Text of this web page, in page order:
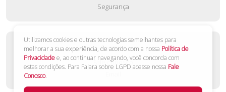
Segurança
Contato
Fale conosco
Utilizamos cookies e outras tecnologias semelhantes para
melhorar a sua experiência, de acordo com a nossa Política de
Privacidadee, ao continuar navegando, você concorda com
estas condições. Para Falara sobre LGPD acesse nossa Fale
Conosco.